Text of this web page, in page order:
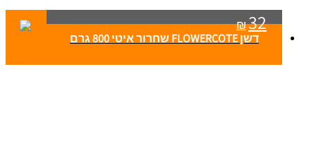
₪32
דשן FLOWERCOTE שחרור איטי 800 גרם